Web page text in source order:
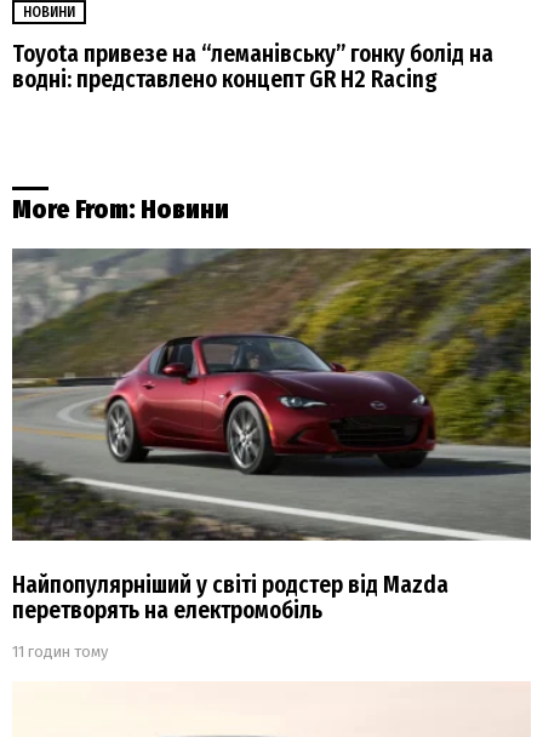
НОВИНИ
Toyota привезе на “леманівську” гонку болід на
водні: представлено концепт GR H2 Racing
More From: Новини
Найпопулярніший у світі родстер від Mazda
перетворять на електромобіль
11 годин тому